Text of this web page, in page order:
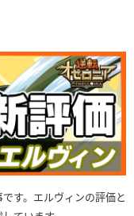
す。エルヴィンの評価と